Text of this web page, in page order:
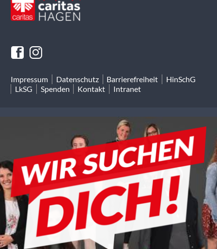
Impressum Datenschutz Barrierefreiheit
HinSchG
LkSG
Spenden Kontakt Intranet